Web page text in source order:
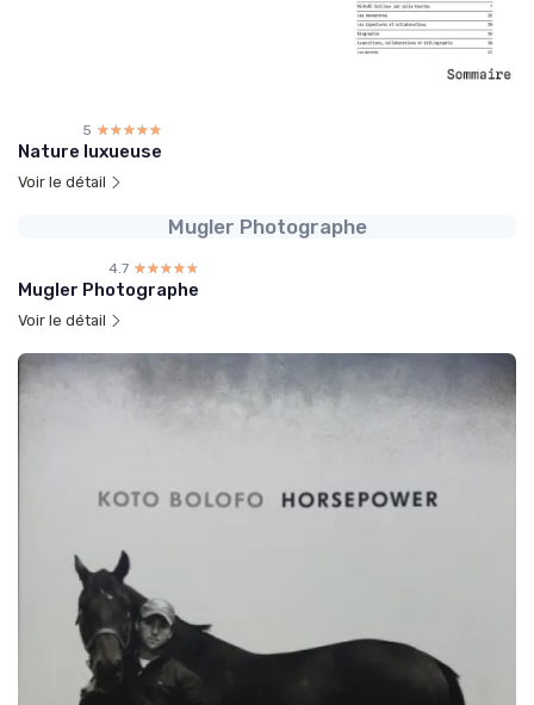
5 ☆☆☆☆☆
★★★★★
Nature luxueuse
Voir le détail
Mugler Photographe
4.7 ☆☆☆☆☆
★★★★★
Mugler Photographe
Voir le détail